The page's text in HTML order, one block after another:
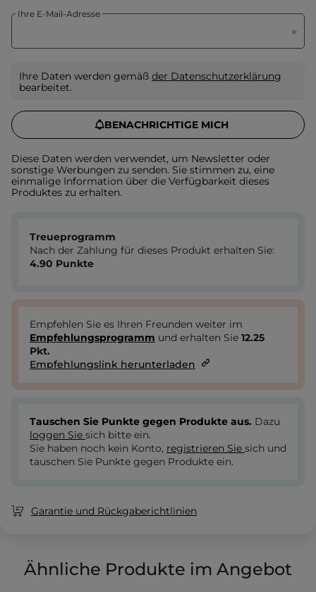
Ihre E-Mail-Adresse
Ihre Daten werden gemäß der Datenschutzerklärung
bearbeitet.
BENACHRICHTIGE MICH
Diese Daten werden verwendet, um Newsletter oder
sonstige Werbungen zu senden. Sie stimmen zu, eine
einmalige Information über die Verfügbarkeit dieses
Produktes zu erhalten.
Treueprogramm
Nach der Zahlung für dieses Produkt erhalten Sie:
4.90 Punkte
Empfehlen Sie es Ihren Freunden weiter im
Empfehlungsprogramm und erhalten Sie 12.25
Pkt.
Empfehlungslink herunterladen
Tauschen Sie Punkte gegen Produkte aus. Dazu
loggen Sie sich bitte ein.
Sie haben noch kein Konto, registrieren Sie sich und
tauschen Sie Punkte gegen Produkte ein.
Garantie und Rückgaberichtlinien
Ähnliche Produkte im Angebot